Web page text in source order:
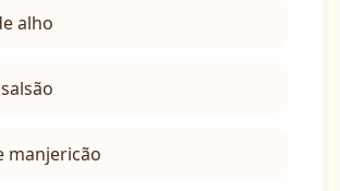
alho
manjericão